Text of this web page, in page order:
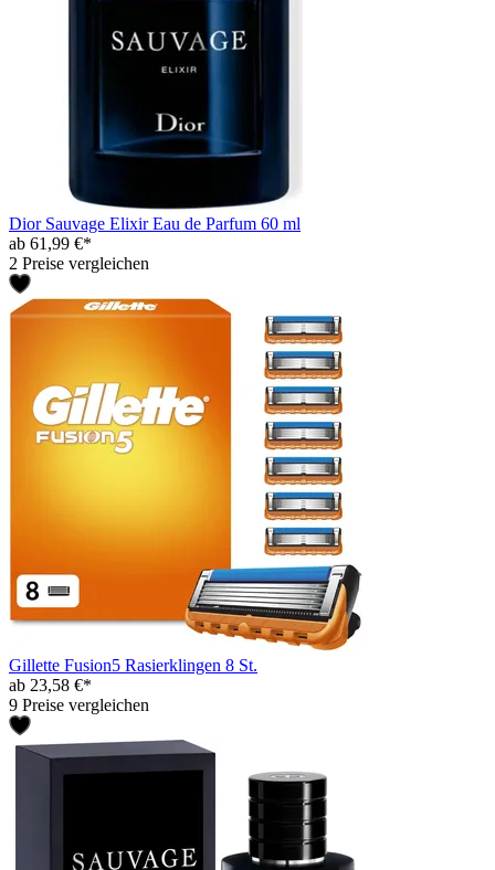
Dior Sauvage Elixir Eau de Parfum 60 ml
ab 61,99 €*
2 Preise vergleichen
Gillette Fusion5 Rasierklingen 8 St.
ab 23,58 €*
9 Preise vergleichen